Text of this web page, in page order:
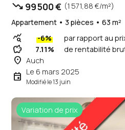
trending_down 99 500 € (1 571,88 €/m²)
Appartement • 3 pièces • 63 m²
query_stats -6% par rapport au
savings 7.11% de rentabilité
place Auch
event Le 6 mars 2025
Modifié le 13 juin
Variation de prix